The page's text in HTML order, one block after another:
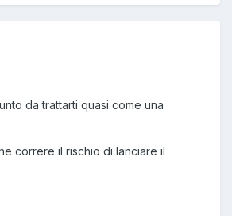
da trattarti quasi come una
correre il rischio di lanciare il